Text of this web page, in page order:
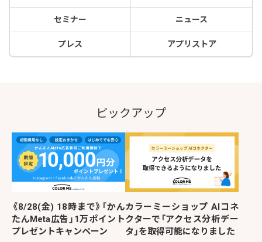
セミナー ニュース
プレス アプリストア
ピックアップ
《8/28(金) 18時まで》「かん
たんMeta広告」1万ポイント
プレゼントキャンペーン
カラーミーショップ AIコネ
クターで「アクセス分析デー
タ」を取得可能になりました